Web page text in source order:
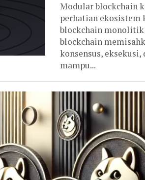
Modular blockchain
perhatian ekosistem
blockchain
blockchain
konsensus,
mampu...